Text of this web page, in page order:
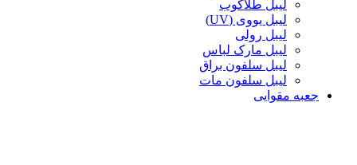
لیبل طلاکوب
لیبل یووی (UV)
لیبل رولی
لیبل مارک لباس
لیبل سلفون براق
لیبل سلفون مات
جعبه مقوایی